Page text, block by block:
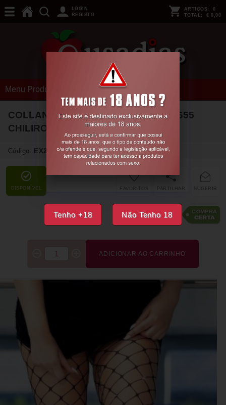
Tenho +18 Não Tenho 18
LOGIN
REGISTO
ARTIGOS: 0
TOTAL: € 0,00
Menu Produtos
COLLANTS COM BRILHANTES CR-4655
CHILIROSE
Código: EX24038
DISPONÍVEL SUGERIR
PARTILHAR
FAVORITOS
€10,80
ADICIONAR AO CARRINHO